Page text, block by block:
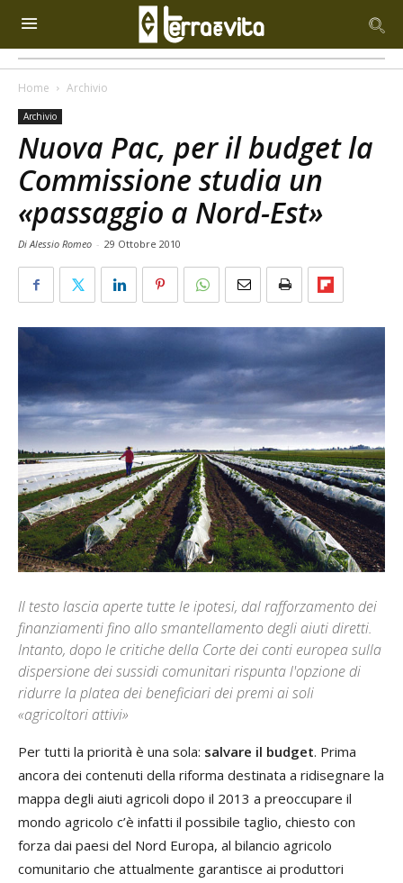
Home Archivio
Archivio
Nuova Pac, per il budget la
Commissione studia un
«passaggio a Nord-Est»
Di Alessio Romeo - 29 Ottobre 2010
Il testo lascia aperte tutte le ipotesi, dal rafforzamento dei
finanziamenti fino allo smantellamento degli aiuti diretti.
Intanto, dopo le critiche della Corte dei conti europea sulla
dispersione dei sussidi comunitari rispunta l'opzione di
ridurre la platea dei beneficiari dei premi ai soli
«agricoltori attivi»
Per tutti la priorità è una sola: salvare il budget. Prima
ancora dei contenuti della riforma destinata a ridisegnare la
mappa degli aiuti agricoli dopo il 2013 a preoccupare il
mondo agricolo c’è infatti il possibile taglio, chiesto con
forza dai paesi del Nord Europa, al bilancio agricolo
comunitario che attualmente garantisce ai produttori